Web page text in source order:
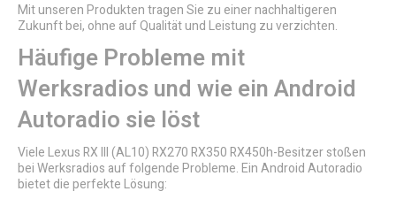
Mit unseren Produkten tragen Sie zu einer nachhaltigeren
Zukunft bei, ohne auf Qualität und Leistung zu verzichten.
Häufige Probleme mit
Werksradios und wie ein Android
Autoradio sie löst
Viele Lexus RX III (AL10) RX270 RX350 RX450h-Besitzer stoßen
bei Werksradios auf folgende Probleme. Ein Android Autoradio
bietet die perfekte Lösung: